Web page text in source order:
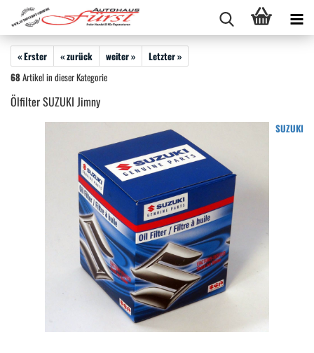
« Erster « zurück weiter »
Letzter »
68Artikel in dieser Kategorie
Ölfilter SUZUKI Jimny
SUZUKI